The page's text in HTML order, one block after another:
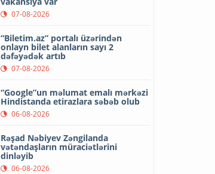
07-08-2026
“Biletim.az” portalı üzərindən
onlayn bilet alanların sayı 2
dəfəyədək artıb
07-08-2026
“Google”un məlumat emalı mərkəzi
Hindistanda etirazlara səbəb olub
06-08-2026
Rəşad Nəbiyev Zəngilanda
vətəndaşların müraciətlərini
dinləyib
06-08-2026